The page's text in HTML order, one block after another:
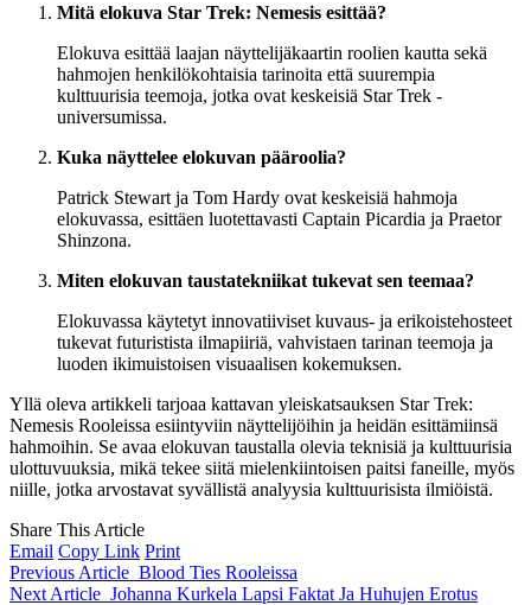
Mitä elokuva Star Trek: Nemesis esittää?
Elokuva esittää laajan näyttelijäkaartin roolien kautta sekä
hahmojen henkilökohtaisia tarinoita että suurempia
kulttuurisia teemoja, jotka ovat keskeisiä Star Trek -
universumissa.
Kuka näyttelee elokuvan pääroolia?
Patrick Stewart ja Tom Hardy ovat keskeisiä hahmoja
elokuvassa, esittäen luotettavasti Captain Picardia ja Praetor
Shinzona.
Miten elokuvan taustatekniikat tukevat sen teemaa?
Elokuvassa käytetyt innovatiiviset kuvaus- ja erikoistehosteet
tukevat futuristista ilmapiiriä, vahvistaen tarinan teemoja ja
luoden ikimuistoisen visuaalisen kokemuksen.
Yllä oleva artikkeli tarjoaa kattavan yleiskatsauksen Star Trek:
Nemesis Rooleissa esiintyviin näyttelijöihin ja heidän esittämiinsä
hahmoihin. Se avaa elokuvan taustalla olevia teknisiä ja kulttuurisia
ulottuvuuksia, mikä tekee siitä mielenkiintoisen paitsi faneille, myös
niille, jotka arvostavat syvällistä analyysia kulttuurisista ilmiöistä.
Share This Article
Email Copy Link Print
Previous Article Blood Ties Rooleissa
Next Article Johanna Kurkela Lapsi Faktat Ja Huhujen Erotus